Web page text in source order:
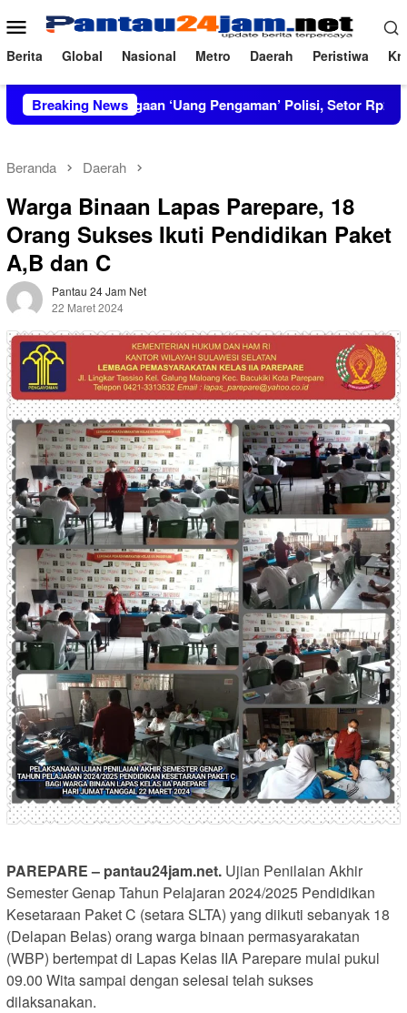
ke
konten
Menu
Mobile
Berita Global Nasional Metro Daerah Peristiwa
Breaking News
Dugaan ‘Uang Pengaman’ Polisi, Setor Rp2,5 Juta tapi
Beranda Daerah
Warga Binaan Lapas Parepare, 18
Orang Sukses Ikuti Pendidikan Paket
A,B dan C
Pantau 24 Jam Net
22 Maret 2024
PAREPARE – pantau24jam.net. Ujian Penilaian Akhir
Semester Genap Tahun Pelajaran 2024/2025 Pendidikan
Kesetaraan Paket C (setara SLTA) yang diikuti sebanyak 18
(Delapan Belas) orang warga binaan permasyarakatan
(WBP) bertempat di Lapas Kelas IIA Parepare mulai pukul
09.00 Wita sampai dengan selesai telah sukses
dilaksanakan.